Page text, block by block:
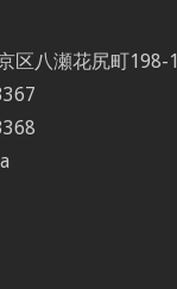
区八瀬花尻町198-1